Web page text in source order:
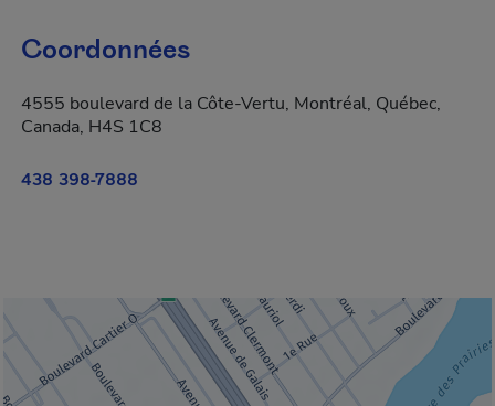
Coordonnées
4555 boulevard de la Côte-Vertu, Montréal, Québec,
Canada, H4S 1C8
438 398-7888